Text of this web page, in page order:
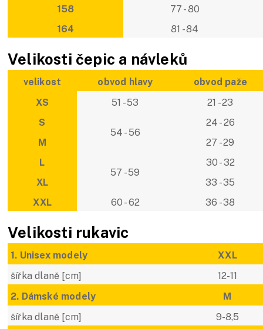
158
77 - 80
164
81 - 84
Velikosti čepic a návleků
velikost obvod hlavy
obvod paže
XS
51 - 53
21 - 23
S
54 - 56
24 - 26
M
27 - 29
L
57 - 59
30 - 32
XL
33 - 35
XXL
60 - 62 36 - 38
Velikosti rukavic
1. Unisex modely
XXL
šířka dlaně [cm]
12-11
2. Dámské modely
M
šířka dlaně [cm]
9-8,5